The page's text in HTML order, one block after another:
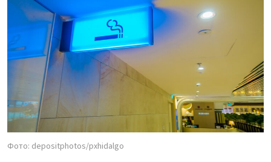
Фото: depositphotos/pxhidalgo